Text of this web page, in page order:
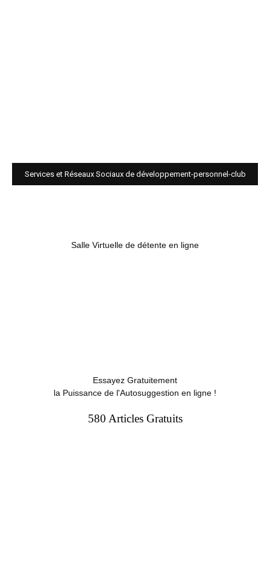
Services et Réseaux Sociaux de développement-personnel-club
Salle Virtuelle de détente en ligne
Essayez Gratuitement
la Puissance de l'Autosuggestion en ligne !
580 Articles Gratuits